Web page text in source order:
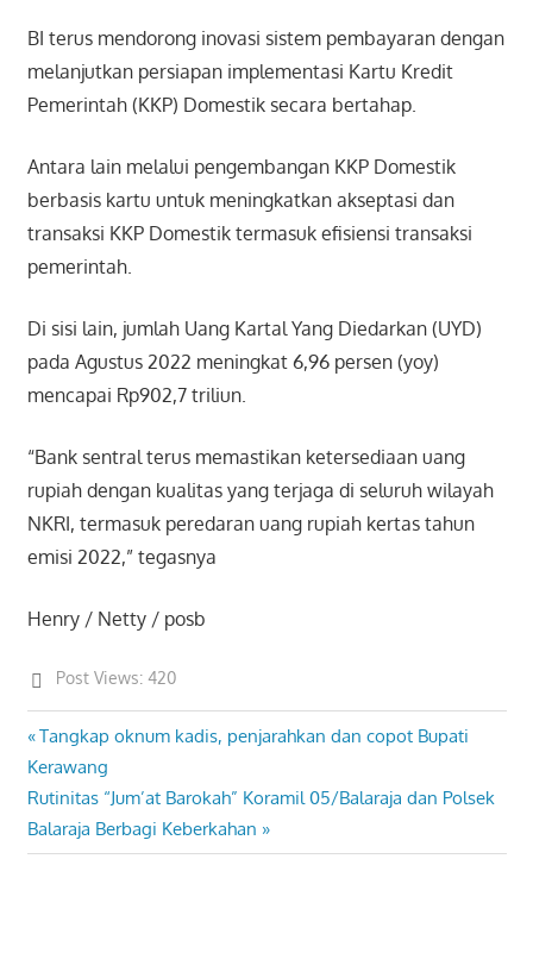
BI terus mendorong inovasi sistem pembayaran dengan
melanjutkan persiapan implementasi Kartu Kredit
Pemerintah (KKP) Domestik secara bertahap.
Antara lain melalui pengembangan KKP Domestik
berbasis kartu untuk meningkatkan akseptasi dan
transaksi KKP Domestik termasuk efisiensi transaksi
pemerintah.
Di sisi lain, jumlah Uang Kartal Yang Diedarkan (UYD)
pada Agustus 2022 meningkat 6,96 persen (yoy)
mencapai Rp902,7 triliun.
“Bank sentral terus memastikan ketersediaan uang
rupiah dengan kualitas yang terjaga di seluruh wilayah
NKRI, termasuk peredaran uang rupiah kertas tahun
emisi 2022,” tegasnya
Henry / Netty / posb
Post Views: 420
Post
navigation
Previous
Post:
Tangkap oknum kadis, penjarahkan dan copot Bupati
Kerawang
Next
Post:
Rutinitas “Jum’at Barokah” Koramil 05/Balaraja dan Polsek
Balaraja Berbagi Keberkahan